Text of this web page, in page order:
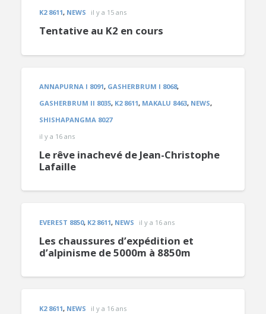
K2 8611, NEWS il y a 15 ans
Tentative au K2 en cours
ANNAPURNA I 8091, GASHERBRUM I 8068,
GASHERBRUM II 8035, K2 8611, MAKALU 8463, NEWS,
SHISHAPANGMA 8027
il y a 16 ans
Le rêve inachevé de Jean-Christophe
Lafaille
EVEREST 8850, K2 8611, NEWS il y a 16 ans
Les chaussures d’expédition et
d’alpinisme de 5000m à 8850m
K2 8611, NEWS il y a 16 ans